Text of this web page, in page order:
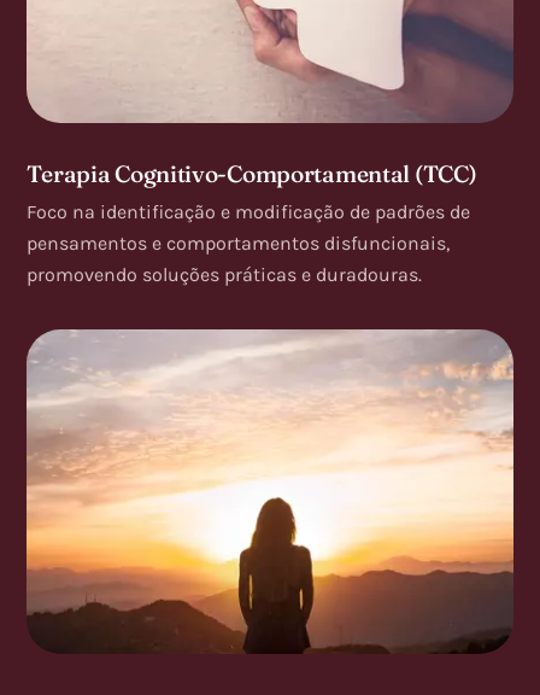
Terapia Cognitivo-Comportamental (TCC)
Foco na identificação e modificação de padrões de
pensamentos e comportamentos disfuncionais,
promovendo soluções práticas e duradouras.